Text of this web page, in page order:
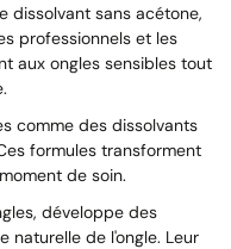
dissolvant sans acétone,
professionnels et les
aux ongles sensibles tout
comme des dissolvants
formules transforment
de soin.
développe des
naturelle de l'ongle. Leur